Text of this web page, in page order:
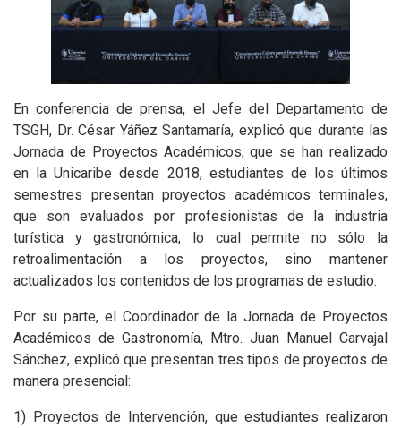
En conferencia de prensa, el Jefe del Departamento de
TSGH, Dr. César Yáñez Santamaría, explicó que durante las
Jornada de Proyectos Académicos, que se han realizado
en la Unicaribe desde 2018, estudiantes de los últimos
semestres presentan proyectos académicos terminales,
que son evaluados por profesionistas de la industria
turística y gastronómica, lo cual permite no sólo la
retroalimentación a los proyectos, sino mantener
actualizados los contenidos de los programas de estudio.
Por su parte, el Coordinador de la Jornada de Proyectos
Académicos de Gastronomía, Mtro. Juan Manuel Carvajal
Sánchez, explicó que presentan tres tipos de proyectos de
manera presencial:
1) Proyectos de Intervención, que estudiantes realizaron